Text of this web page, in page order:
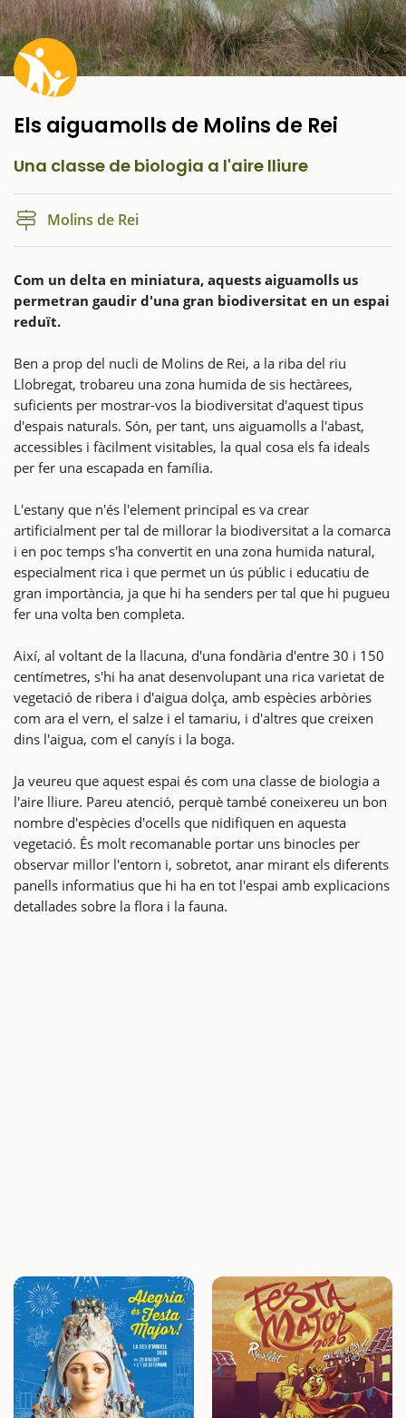
Els aiguamolls de Molins de Rei
Una classe de biologia a l'aire lliure
Molins de Rei
Com un delta en miniatura, aquests aiguamolls us
permetran gaudir d'una gran biodiversitat en un espai
reduït.
Ben a prop del nucli de Molins de Rei, a la riba del riu
Llobregat, trobareu una zona humida de sis hectàrees,
suficients per mostrar-vos la biodiversitat d'aquest tipus
d'espais naturals. Són, per tant, uns aiguamolls a l'abast,
accessibles i fàcilment visitables, la qual cosa els fa ideals
per fer una escapada en família.
L'estany que n'és l'element principal es va crear
artificialment per tal de millorar la biodiversitat a la comarca
i en poc temps s'ha convertit en una zona humida natural,
especialment rica i que permet un ús públic i educatiu de
gran importància, ja que hi ha senders per tal que hi pugueu
fer una volta ben completa.
Així, al voltant de la llacuna, d'una fondària d'entre 30 i 150
centímetres, s'hi ha anat desenvolupant una rica varietat de
vegetació de ribera i d'aigua dolça, amb espècies arbòries
com ara el vern, el salze i el tamariu, i d'altres que creixen
dins l'aigua, com el canyís i la boga.
Ja veureu que aquest espai és com una classe de biologia a
l'aire lliure. Pareu atenció, perquè també coneixereu un bon
nombre d'espècies d'ocells que nidifiquen en aquesta
vegetació. És molt recomanable portar uns binocles per
observar millor l'entorn i, sobretot, anar mirant els diferents
panells informatius que hi ha en tot l'espai amb explicacions
detallades sobre la flora i la fauna.